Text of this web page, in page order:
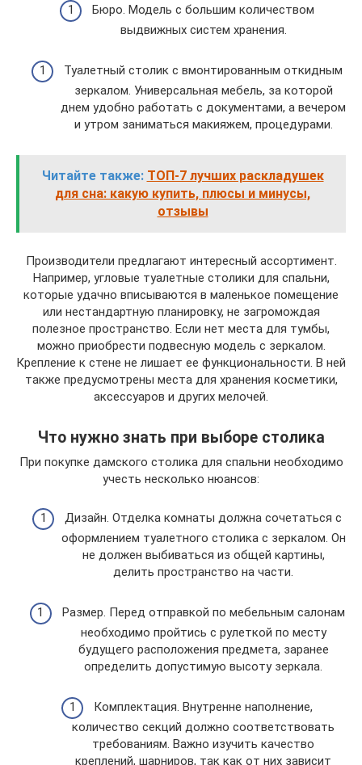
Бюро. Модель с большим количеством
выдвижных систем хранения.
Туалетный столик с вмонтированным откидным
зеркалом. Универсальная мебель, за которой
днем удобно работать с документами, а вечером
и утром заниматься макияжем, процедурами.
Читайте также: ТОП-7 лучших раскладушек
для сна: какую купить, плюсы и минусы,
отзывы
Производители предлагают интересный ассортимент.
Например, угловые туалетные столики для спальни,
которые удачно вписываются в маленькое помещение
или нестандартную планировку, не загромождая
полезное пространство. Если нет места для тумбы,
можно приобрести подвесную модель с зеркалом.
Крепление к стене не лишает ее функциональности. В ней
также предусмотрены места для хранения косметики,
аксессуаров и других мелочей.
Что нужно знать при выборе столика
При покупке дамского столика для спальни необходимо
учесть несколько нюансов:
Дизайн. Отделка комнаты должна сочетаться с
оформлением туалетного столика с зеркалом. Он
не должен выбиваться из общей картины,
делить пространство на части.
Размер. Перед отправкой по мебельным салонам
необходимо пройтись с рулеткой по месту
будущего расположения предмета, заранее
определить допустимую высоту зеркала.
Комплектация. Внутренне наполнение,
количество секций должно соответствовать
требованиям. Важно изучить качество
креплений, шарниров, так как от них зависит